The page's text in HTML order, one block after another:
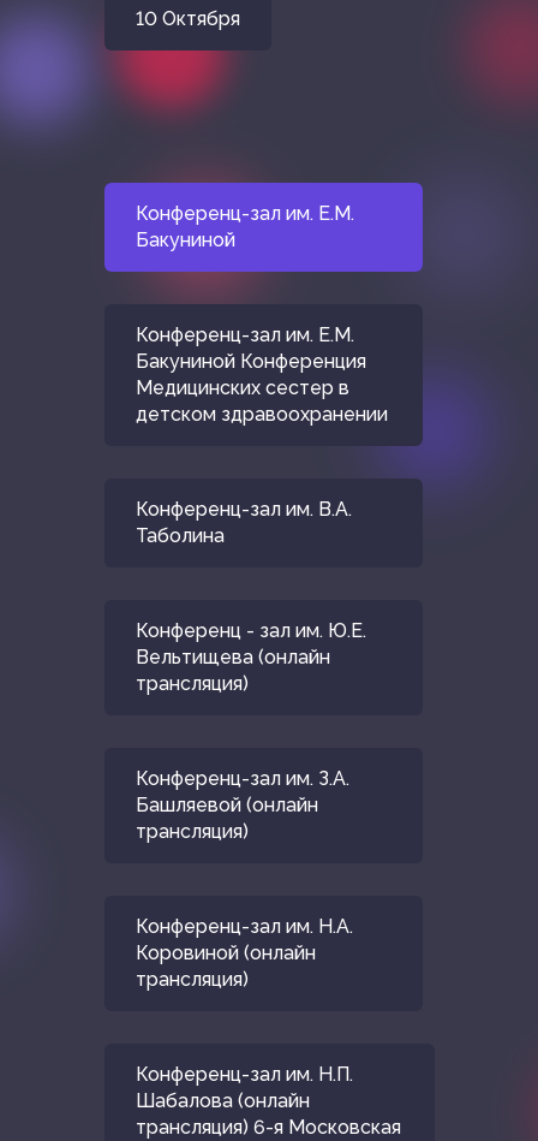
10 Октября
Конференц-зал им. Е.М.
Бакуниной
Конференц-зал им. Е.М.
Бакуниной Конференция
Медицинских сестер в
детском здравоохранении
Конференц-зал им. В.А.
Таболина
Конференц - зал им. Ю.Е.
Вельтищева (онлайн
трансляция)
Конференц-зал им. З.А.
Башляевой (онлайн
трансляция)
Конференц-зал им. Н.А.
Коровиной (онлайн
трансляция)
Конференц-зал им. Н.П.
Шабалова (онлайн
трансляция) 6-я Московская